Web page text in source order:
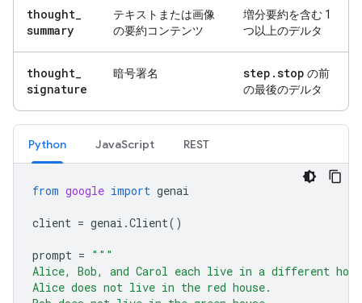
thought_
summary
テキストまたは画像
の要約コンテンツ
増分要約を含む 1
つ以上のデルタ
thought_
signature
暗号署名 step .stop の前
の最後のデルタ
Python JavaScript REST
from google import genai
client = genai .Client()
prompt = """
Alice, Bob, and Carol each live in a different
Alice does not live in the red house.